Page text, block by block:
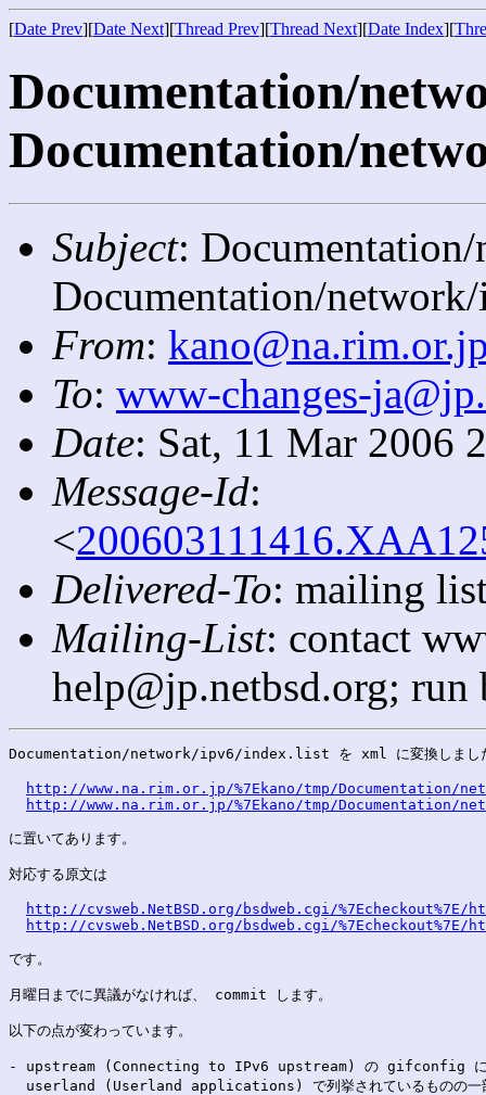
[Date Prev][Date Next][Thread Prev][Thread Next][Date Index][
Documentation/
Documentation/
Subject:
Documentation/
From:
To: www-changes-
Date: Sat, 11 Mar 2006
Message-Id:
<
Delivered-To: mailing
Mailing-List: contact
help@jp.netbsd.org;
Documentation/network/ipv6/index.list を xml に変換しまし
http://www.na.rim.or.jp/%7Ekano/tmp/Documentation/
http://www.na.rim.or.jp/%7Ekano/tmp/Documentation/
に置いてあります。
対応する原文は
http://cvsweb.NetBSD.org/bsdweb.cgi/
http://cvsweb.NetBSD.org/bsdweb.cgi/
です。
月曜日までに異議がなければ、 commit します。
以下の点が変わっています。
- upstream (Connecting to IPv6 upstream) の gifconfig に関
userland (Userland applications) で列挙されているものの一